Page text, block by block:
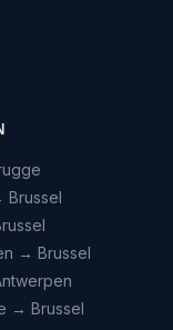
Brussel
→ Brussel
→ Brussel